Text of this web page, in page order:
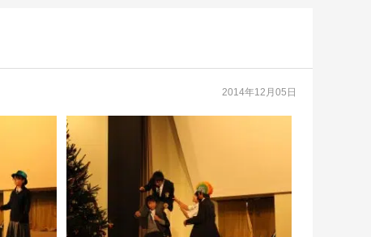
2014年12月05日